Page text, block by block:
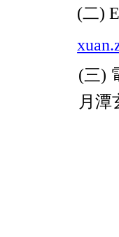
(二)
(三)
月潭